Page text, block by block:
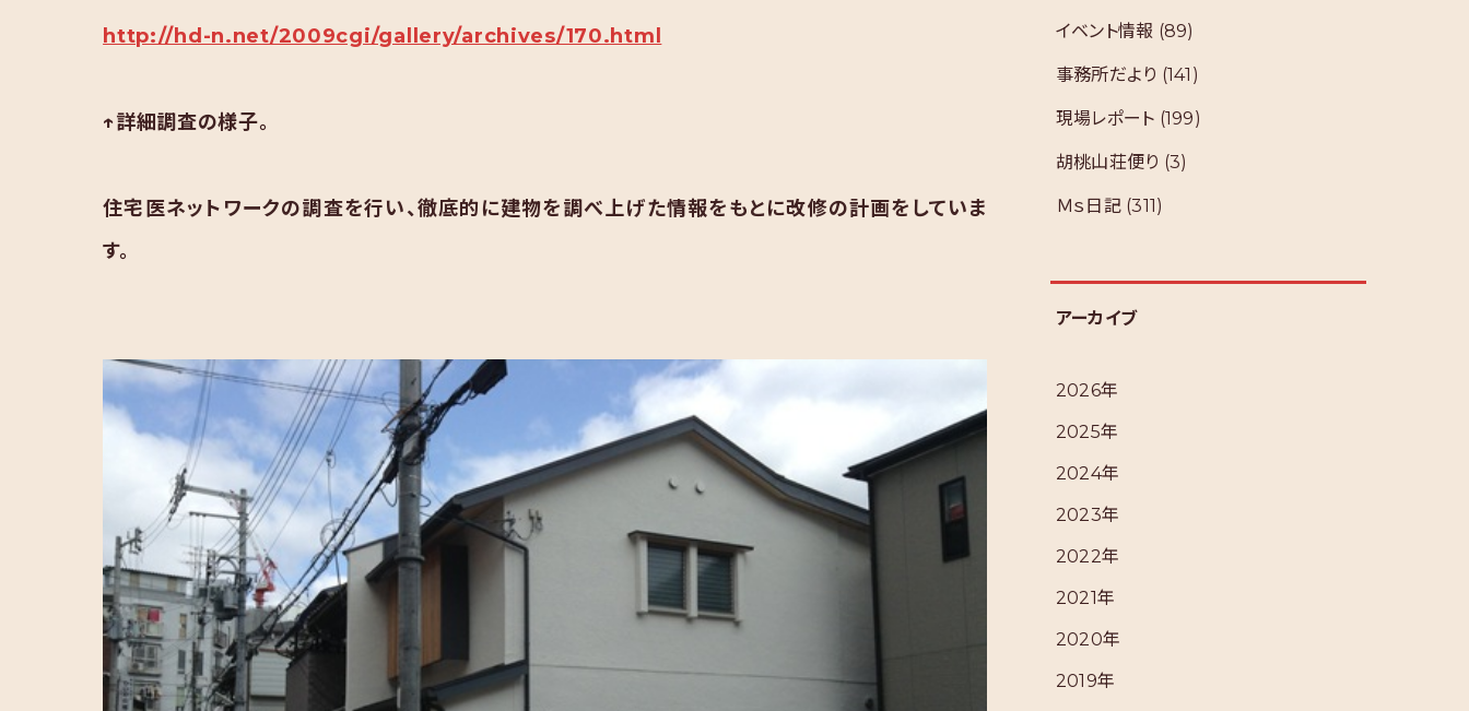
http://hd-n.net/2009cgi/gallery/archives/170.html
↑詳細調査の様子。
住宅医ネットワークの調査を行い、徹底的に建物を調べ上げた情報をもとに改修の計画をしていま
す。
イベント情報 (89)
事務所だより (141)
現場レポート (199)
胡桃山荘便り (3)
Ｍｓ日記(311)
アーカイブ
2026年
2025年
2024年
2023年
2022年
2021年
2020年
2019年